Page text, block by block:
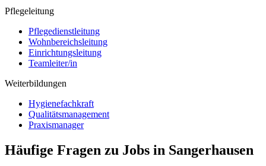
Pflegeleitung
Pflegedienstleitung
Wohnbereichsleitung
Einrichtungsleitung
Teamleiter/in
Weiterbildungen
Hygienefachkraft
Qualitätsmanagement
Praxismanager
Häufige Fragen zu Jobs in Sangerhausen